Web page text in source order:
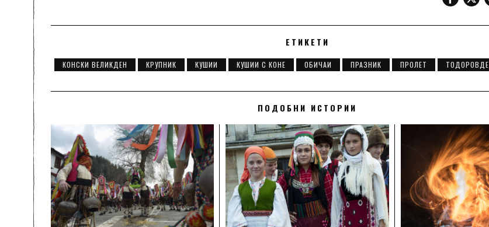
ЕТИКЕТИ
КОНСКИ ВЕЛИКДЕН КРУПНИК КУШИИ КУШИИ С КОНЕ ОБИЧАИ ПРАЗНИК ПРОЛЕТ
ПОДОБНИ ИСТОРИИ